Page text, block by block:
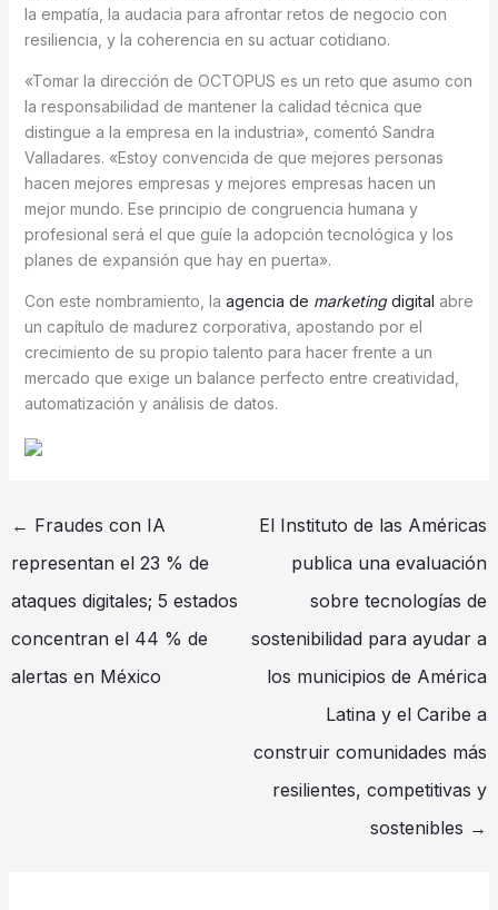
la empatía, la audacia para afrontar retos de negocio con
resiliencia, y la coherencia en su actuar cotidiano.
«Tomar la dirección de OCTOPUS es un reto que asumo con
la responsabilidad de mantener la calidad técnica que
distingue a la empresa en la industria», comentó Sandra
Valladares. «Estoy convencida de que mejores personas
hacen mejores empresas y mejores empresas hacen un
mejor mundo. Ese principio de congruencia humana y
profesional será el que guíe la adopción tecnológica y los
planes de expansión que hay en puerta».
Con este nombramiento, la agencia de marketingdigital abre
un capítulo de madurez corporativa, apostando por el
crecimiento de su propio talento para hacer frente a un
mercado que exige un balance perfecto entre creatividad,
automatización y análisis de datos.
← Fraudes con IA
representan el 23 % de
ataques digitales; 5 estados
concentran el 44 % de
alertas en México
El Instituto de las Américas
publica una evaluación
sobre tecnologías de
sostenibilidad para ayudar a
los municipios de América
Latina y el Caribe a
construir comunidades más
resilientes, competitivas y
sostenibles →